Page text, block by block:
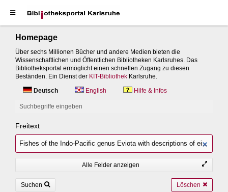
Homepage
Über sechs Millionen Bücher und andere Medien bieten die
Wissenschaftlichen und Öffentlichen Bibliotheken Karlsruhes. Das
Bibliotheksportal ermöglicht einen schnellen Zugang zu diesen
Beständen. Ein Dienst der KIT-Bibliothek Karlsruhe.
Deutsch
English Hilfe & Infos
Suchbegriffe eingeben
Freitext
Alle Felder anzeigen
Suchen Löschen